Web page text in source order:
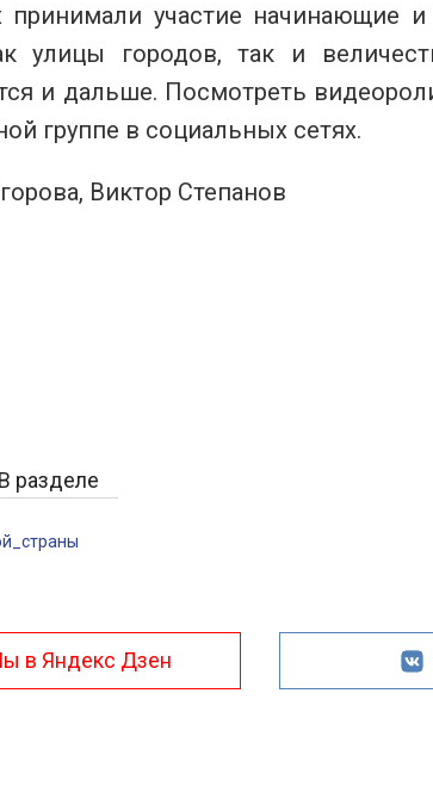
принимали участие начинающие
улицы городов, так и
и дальше. Посмотреть
группе в социальных сетях.
Виктор Степанов
В разделе
в Яндекс Дзен